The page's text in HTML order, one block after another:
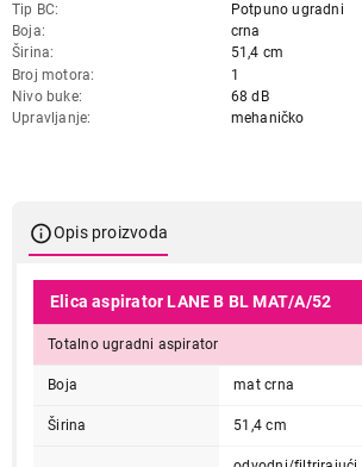
Tip BC
Potpuno ugradni
Boja
crna
Širina
51,4 cm
Broj motora
1
Nivo buke
68 dB
Upravljanje
mehaničko
Opis proizvoda
Elica aspirator LANE B BL MAT/A/52
Totalno ugradni aspirator
Boja mat crna
Širina 51,4 cm